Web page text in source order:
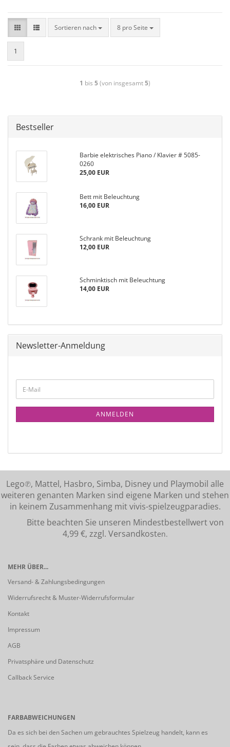
Sortieren nach 8 pro Seite
1
1 bis 5(von insgesamt5)
Bestseller
Barbie elektrisches Piano / Klavier # 5085-
0260
25,00 EUR
Bett mit Beleuchtung
16,00 EUR
Schrank mit Beleuchtung
12,00 EUR
Schminktisch mit Beleuchtung
14,00 EUR
Newsletter-Anmeldung
ANMELDEN
Lego℗, Mattel, Hasbro, Simba, Disney und Playmobil alle
weiteren genanten Marken sind eigene Marken und stehen
in keinem Zusammenhang mit vivis-spielzeugparadies.
Bitte beachten Sie unseren Mindestbestellwert von
4,99 €, zzgl. Versandkosten.
MEHR ÜBER...
Versand- & Zahlungsbedingungen
Widerrufsrecht & Muster-Widerrufsformular
Kontakt
Impressum
AGB
Privatsphäre und Datenschutz
Callback Service
FARBABWEICHUNGEN
Da es sich bei den Sachen um gebrauchtes Spielzeug handelt, kann es